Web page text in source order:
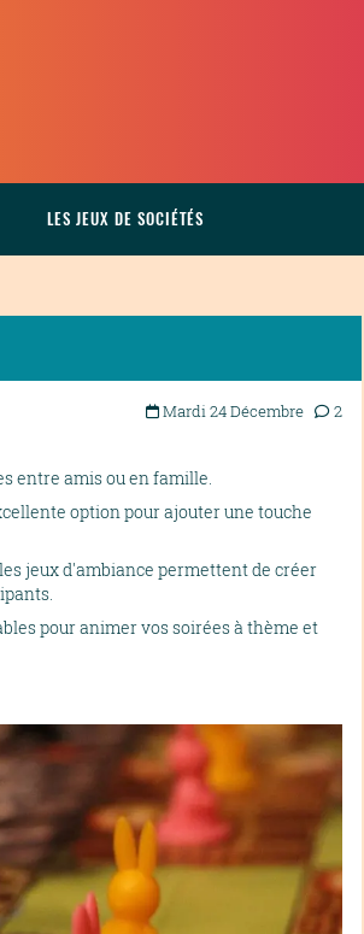
LES JEUX DE SOCIÉTÉS
Mardi 24 Décembre 2
entre amis ou en famille.
option pour ajouter une touche
jeux d'ambiance permettent de créer
pour animer vos soirées à thème et